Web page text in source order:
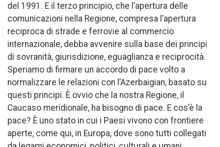
del 1991. E il terzo principio, che l’apertura delle
comunicazioni nella Regione, compresa l’apertura
reciproca di strade e ferrovie al commercio
internazionale, debba avvenire sulla base dei principi
di sovranità, giurisdizione, eguaglianza e reciprocità.
Speriamo di firmare un accordo di pace volto a
normalizzare le relazioni con l’Azerbaigian, basato su
questi principi. È ovvio che la nostra Regione, il
Caucaso meridionale, ha bisogno di pace. E cos’è la
pace? È uno stato in cui i Paesi vivono con frontiere
aperte, come qui, in Europa, dove sono tutti collegati